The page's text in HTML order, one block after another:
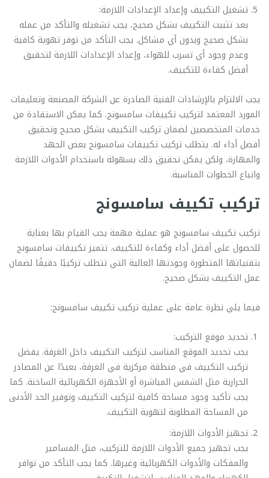
تشغيل التكييف وإعداد الإعدادات اللازمة:
بعد تثبيت التكييف بشكل صحيح، يجب تشغيله والتأكد من عمله
بشكل صحيح وبدون أي مشاكل. يجب التأكد من توفر تهوية كافية
وعدم وجود أي تسرب للهواء، وإعداد الإعدادات اللازمة لتحقيق
أفضل كفاءة للتكييف.
يجب الالتزام بالإرشادات الفنية الصادرة عن الشركة المصنعة وتعليمات
المورد المعتمد لتركيب تكييفات سامسونج. كما يمكن الاستفادة من
خدمات المتخصصين لضمان تركيب التكييف بشكل صحيح وتحقيق
أفضل أداء له. يتطلب تركيب تكييفات سامسونج بعض الجهد
والمهارة، ولكن يمكن تحقيق ذلك بسهولة باستخدام الأدوات اللازمة
واتباع الخطوات المناسبة.
تركيب تكييف سامسونج
تركيب تكييف سامسونج هو عملية مهمة يجب القيام بها بعناية
للحصول على أفضل أداء وكفاءة للتكييف. تتميز تكييفات سامسونج
بتقنياتها المتطورة وجودتها العالية التي تتطلب تركيبًا دقيقًا لضمان
عمل التكييف بشكل صحيح.
فيما يلي نظرة عامة على عملية تركيب تكييف سامسونج:
تحديد موقع التركيب:
يجب تحديد الموقع المناسب لتركيب التكييف داخل الغرفة. يفضل
تركيب التكييف في منطقة مركزية في الغرفة، بعيدًا عن المصادر
الحرارية مثل الشمس المباشرة أو الأجهزة الكهربائية الساخنة. كما
يجب تأكيد وجود مساحة كافية لتركيب التكييف وتوفير الحد الأدنى
من المساحة المطلوبة لتهوية التكييف.
تجهيز الأدوات اللازمة:
يجب تجهيز جميع الأدوات اللازمة للتركيب، مثل المسامير
والمفكات والأدوات الكهربائية وغيرها. كما يجب التأكد من توافر